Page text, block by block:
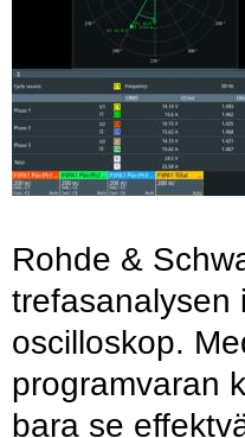
Rohde &
trefasanalysen
oscilloskop.
programvaran
bara se